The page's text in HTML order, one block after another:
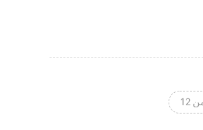
PRICE